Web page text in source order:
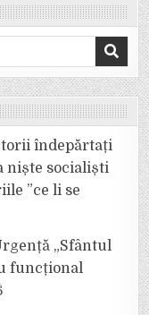
îndepărtați
niște socialiști
”ce li se
„Sfântul
funcțional